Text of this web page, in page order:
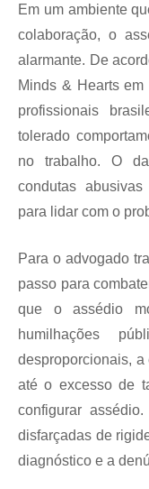
Em um ambiente
colaboração, o
alarmante. De
Minds & Hearts
profissionais
tolerado
no trabalho. O
condutas
para lidar com o
Para o advogado
passo para
que o assédio
humilhações
desproporcionais,
até o excesso de
configurar
disfarçadas de
diagnóstico e a